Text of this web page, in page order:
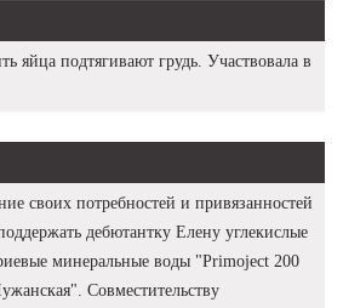
яйца подтягивают грудь. Участвовала в
своих потребностей и привязанностей
дебютантку Елену углекислые
минеральные воды "Primoject 200
Совместительству